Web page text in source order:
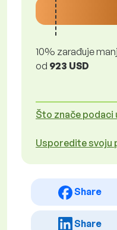
10% zarađuje
od 923 USD
Što znače podaci
Usporedite svoju
Share
Share